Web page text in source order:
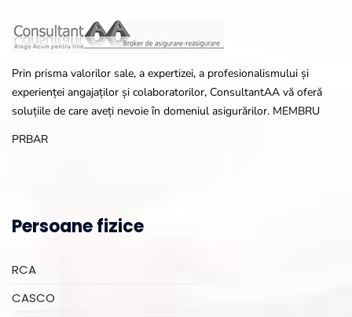
Prin prisma valorilor sale, a expertizei, a profesionalismului și
experienței angajaților și colaboratorilor, ConsultantAA vă oferă
soluțiile de care aveți nevoie în domeniul asigurărilor. MEMBRU
PRBAR
Persoane fizice
RCA
CASCO